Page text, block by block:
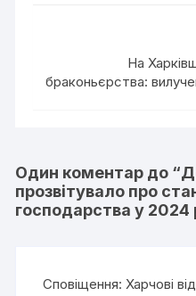
На
браконьєрства:
Один коментар до “
прозвітувало про
господарства у 2024
Сповіщення:Харчові